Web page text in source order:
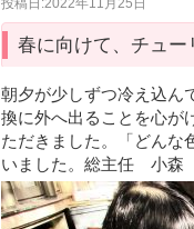
投稿日:2022年11月25日
春に向けて、チュー
朝夕が少しずつ冷え込ん
換に外へ出ることを心が
ただきました。「どんな
いました。総主任 小森